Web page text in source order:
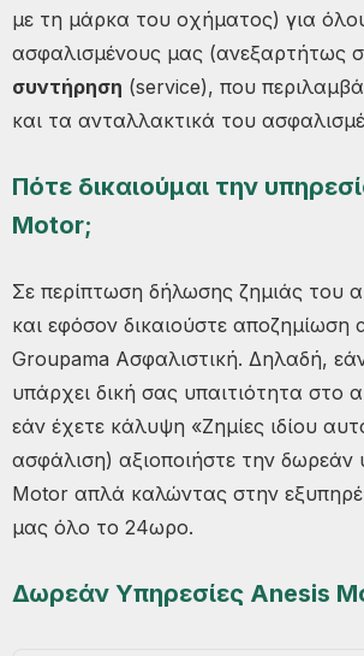
με τη μάρκα του οχήματος) για
ασφαλισμένους μας (ανεξαρτήτως
συντήρηση (service), που
και τα ανταλλακτικά του
Πότε δικαιούμαι την
Motor;
Σε περίπτωση δήλωσης ζημιάς του
και εφόσον δικαιούστε αποζημίωση
Groupama Ασφαλιστική. Δηλαδή, εάν
υπάρχει δική σας υπαιτιότητα στο
εάν έχετε κάλυψη «Ζημίες ιδίου
ασφάλιση) αξιοποιήστε την δωρεάν
Motor απλά καλώντας στην
μας όλο το 24ωρο.
Δωρεάν Υπηρεσίες Anesis